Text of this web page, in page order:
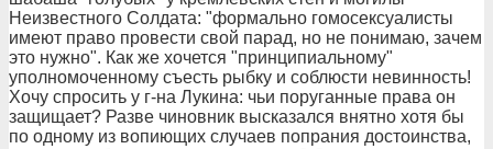
Неизвестного Солдата: "формально гомосексуалисты
имеют право провести свой парад, но не понимаю, зачем
это нужно". Как же хочется "принципиальному"
уполномоченному съесть рыбку и соблюсти невинность!
Хочу спросить у г-на Лукина: чьи поруганные права он
защищает? Разве чиновник высказался внятно хотя бы
по одному из вопиющих случаев попрания достоинства,